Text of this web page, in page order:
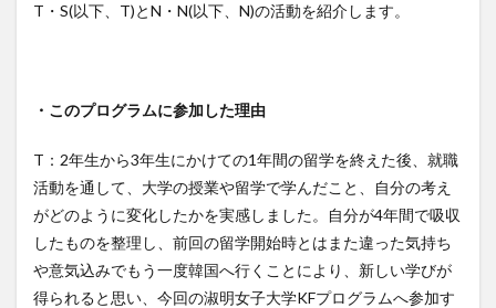
T・S(以下、T)とN・N(以下、N)の活動を紹介します。
・このプログラムに参加した理由
T：2年生から3年生にかけての1年間の留学を終えた後、就職
活動を通して、大学の授業や留学で学んだこと、自分の考え
がどのように変化したかを実感しました。自分が4年間で吸収
したものを整理し、前回の留学開始時とはまた違った気持ち
や意気込みでもう一度韓国へ行くことにより、新しい学びが
得られると思い、今回の淑明女子大学KFプログラムへ参加す
ダブル・ディグリー・プログラム
ベトナム国家大学
ベトナム国家大学ハノイ人文社会科学大学留学
ベトナム航空
ベトナム観光
ベトナム語
ポーラ美術館
ボストン留学
ボランティア
ボランティア活動
ライプツィヒ
ライプツィヒ大学附属ドイツ語学校interDaF留学